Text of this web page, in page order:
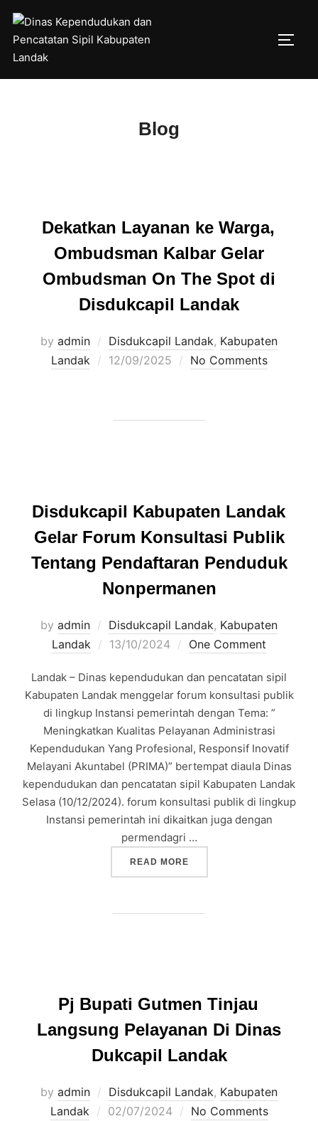
content
Blog
Dekatkan Layanan ke Warga,
Ombudsman Kalbar Gelar
Ombudsman On The Spot di
Disdukcapil Landak
by admin Disdukcapil Landak, Kabupaten
Landak
Posted
12/09/2025 No Comments
Disdukcapil Kabupaten Landak
Gelar Forum Konsultasi Publik
Tentang Pendaftaran Penduduk
Nonpermanen
by admin Disdukcapil Landak, Kabupaten
Landak
Posted
13/10/2024 One Comment
Landak – Dinas kependudukan dan pencatatan sipil
Kabupaten Landak menggelar forum konsultasi publik
di lingkup Instansi pemerintah dengan Tema: ”
Meningkatkan Kualitas Pelayanan Administrasi
Kependudukan Yang Profesional, Responsif Inovatif
Melayani Akuntabel (PRIMA)” bertempat diaula Dinas
kependudukan dan pencatatan sipil Kabupaten Landak
Selasa (10/12/2024). forum konsultasi publik di lingkup
Instansi pemerintah ini dikaitkan juga dengan
permendagri …
READ MORE“DISDUKCAPIL
Pj Bupati Gutmen Tinjau
Langsung Pelayanan Di Dinas
Dukcapil Landak
by admin Disdukcapil Landak, Kabupaten
Landak
Posted
02/07/2024 No Comments